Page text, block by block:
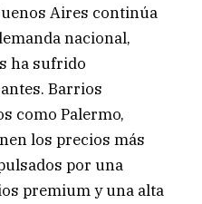
Aires continúa
nacional,
ha sufrido
Barrios
como Palermo,
los precios más
por una
premium y una alta